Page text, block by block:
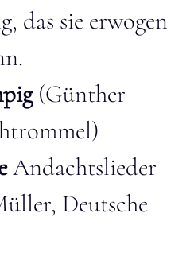
das sie erwogen
(Günther
Andachtslieder
Deutsche